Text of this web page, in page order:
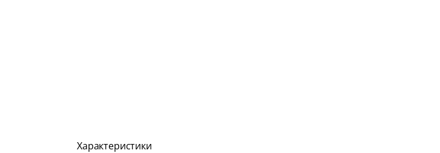
Характеристики